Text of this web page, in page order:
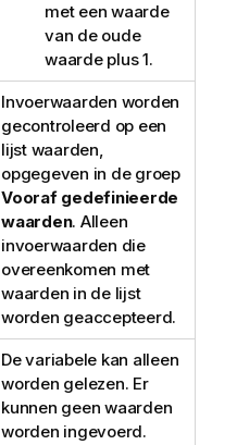
met een waarde
van de oude
waarde plus 1.
Invoerwaarden worden
gecontroleerd op een
lijst waarden,
opgegeven in de groep
Vooraf gedefinieerde
waarden. Alleen
invoerwaarden die
overeenkomen met
waarden in de lijst
worden geaccepteerd.
De variabele kan alleen
worden gelezen. Er
kunnen geen waarden
worden ingevoerd.